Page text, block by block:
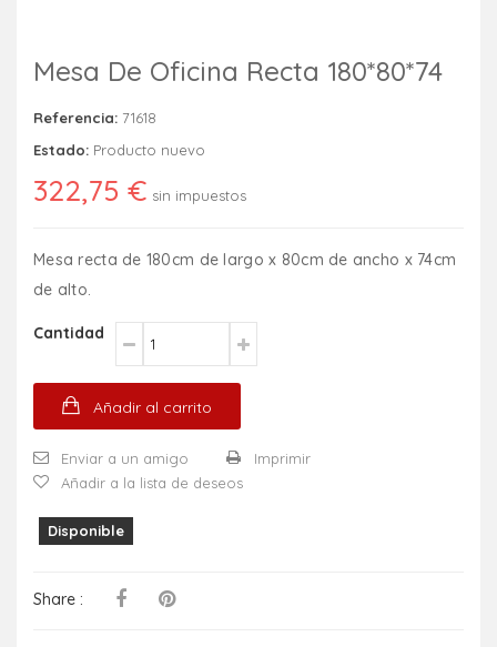
Mesa De Oficina Recta 180*80*74
Referencia: 71618
Estado: Producto nuevo
322,75 € sin impuestos
Mesa recta de 180cm de largo x 80cm de ancho x 74cm
de alto.
Cantidad
Añadir al carrito
Enviar a un amigo
Imprimir
Añadir a la lista de deseos
Disponible
Share :